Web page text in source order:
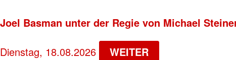
Joel Basman unter der Regie von Michael
Dienstag, 18.08.2026 WEITER